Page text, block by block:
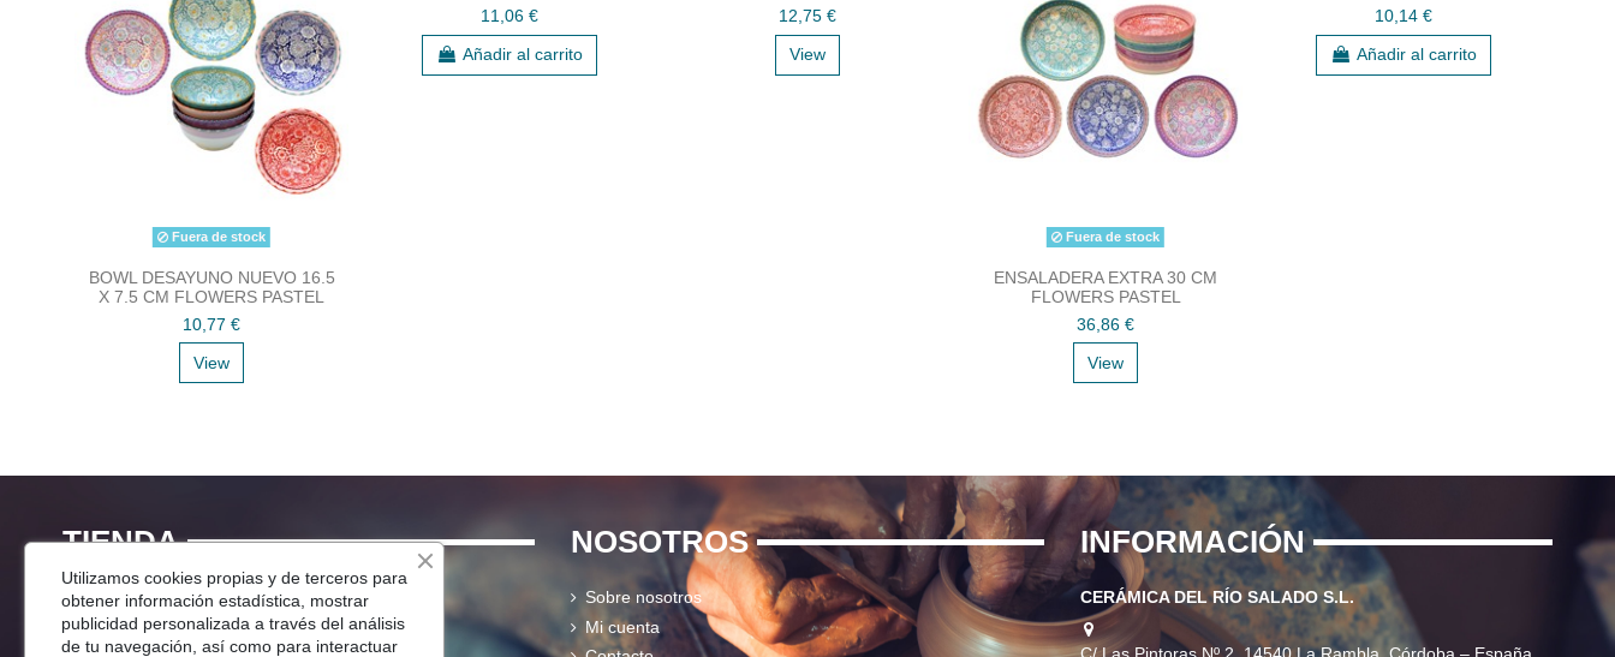
Fuera de stock
BOWL DESAYUNO NUEVO 16.5
X 7.5 CM FLOWERS PASTEL
10,77 €
View
11,06 €
Añadir al carrito
12,75 €
View
Fuera de stock
ENSALADERA EXTRA 30 CM
FLOWERS PASTEL
36,86 €
View
10,14 €
Añadir al carrito
TIENDA
Menaje Mesa
Para Tu Cocina
NOSOTROS
Sobre nosotros
Mi cuenta
INFORMACIÓN
CERÁMICA DEL RÍO SALADO S.L.
C/ Las Pintoras Nº 2, 14540 La Rambla, Córdoba – España
Utilizamos cookies propias y de terceros para
obtener información estadística, mostrar
publicidad personalizada a través del análisis
de tu navegación, así como para interactuar